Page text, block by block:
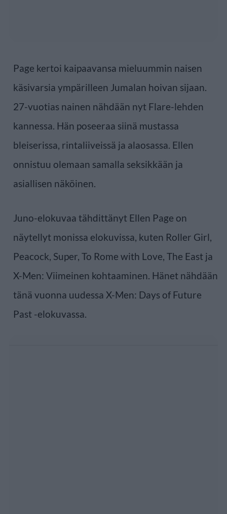
Page kertoi kaipaavansa mieluummin naisen
käsivarsia ympärilleen Jumalan hoivan sijaan.
27-vuotias nainen nähdään nyt Flare-lehden
kannessa. Hän poseeraa siinä mustassa
bleiserissa, rintaliiveissä ja alaosassa. Ellen
onnistuu olemaan samalla seksikkään ja
asiallisen näköinen.
Juno-elokuvaa tähdittänyt Ellen Page on
näytellyt monissa elokuvissa, kuten Roller Girl,
Peacock, Super, To Rome with Love, The East ja
X-Men: Viimeinen kohtaaminen. Hänet nähdään
tänä vuonna uudessa X-Men: Days of Future
Past -elokuvassa.